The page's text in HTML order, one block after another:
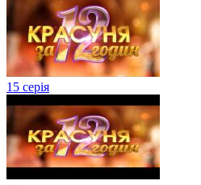
15 серія